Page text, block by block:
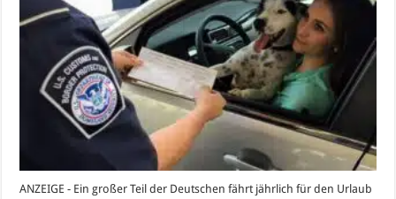
zu
Zollregelungen
ANZEIGE - Ein großer Teil der Deutschen fährt jährlich für den Urlaub